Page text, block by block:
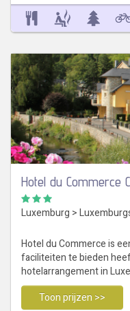
Hotel du Commerce
Luxemburg >
Hotel du Commerce is
faciliteiten te bieden
hotelarrangement in
Toon prijzen >>